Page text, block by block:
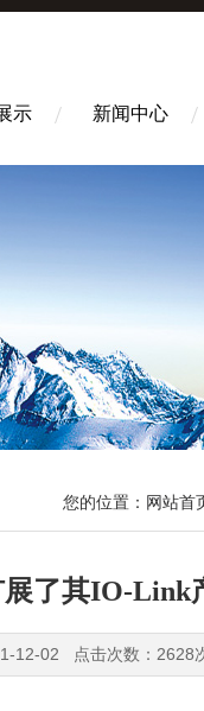
示 新闻中心
您的位置： 网站首
了其IO-Link
12-02 点击次数：2628